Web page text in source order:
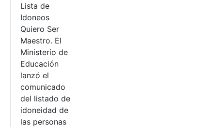
Lista de
Idoneos
Quiero Ser
Maestro. El
Ministerio de
Educación
lanzó el
comunicado
del listado de
idoneidad de
las personas